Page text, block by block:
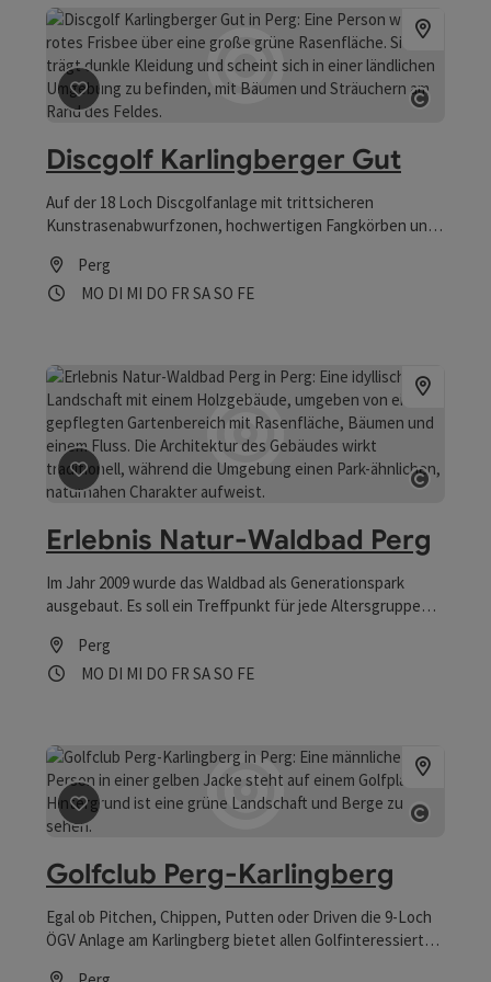
Beitrag merken
Discgolf Karlingberger Gut
Auf der 18 Loch Discgolfanlage mit trittsicheren
Kunstrasenabwurfzonen, hochwertigen Fangkörben und
anfängerfreundlichen gesteckten Kurs mit einer
ausgewogene Mischung aus langen und kurzen Bahnen.
Perg
Öffnungszeiten
MO Montag geöffnet
DI Dienstag geöffnet
MI Mittwoch geöffnet
DO Donnerstag geöffnet
FR Freitag geöffnet
SASamstag geöffnet
SO Sonntag geöffnet
FEFeiertag geöffnet
Beitrag merken: Erlebnis Natur-Waldbad Perg
Erlebnis Natur-Waldbad Perg
Im Jahr 2009 wurde das Waldbad als Generationspark
ausgebaut. Es soll ein Treffpunkt für jede Altersgruppe
Erholen ein. Es stehen auch eine Beach-Volleyball-Anlage,
eine Asphaltstockbahn und eine Kneippanlage zur
Perg
Öffnungszeiten
MO Montag geöffnet
DI Dienstag geöffnet
MI Mittwoch geöffnet
DO Donnerstag geöffnet
FR Freitag geöffnet
SASamstag geöffnet
SO Sonntag geöffnet
FEFeiertag geöffnet
Beitrag merken
Golfclub Perg-Karlingberg
Egal ob Pitchen, Chippen, Putten oder Driven die 9-Loch
ÖGV Anlage am Karlingberg bietet allen Golfinteressierten